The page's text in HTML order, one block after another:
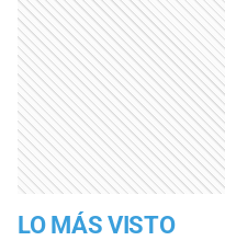
LO MÁS VISTO